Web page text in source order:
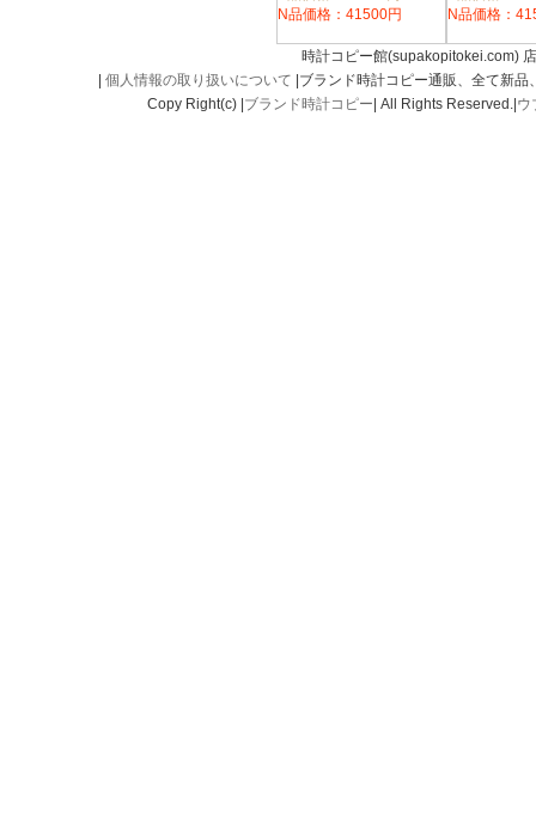
N品価格：41500円
N品価格：
時計コピー館(supakopitokei.com)
個人情報の取り扱いについて |ブランド時計コピー通販、全て新
Copy Right(c) | ブランド時計コピー | All Rights Reserved.| ウ